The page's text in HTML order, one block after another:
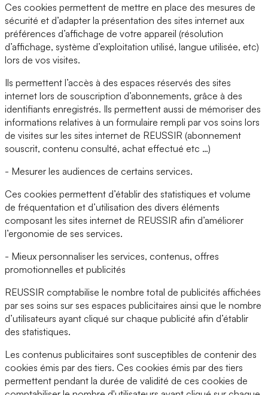
Ces cookies permettent de mettre en place des mesures de
sécurité et d’adapter la présentation des sites internet aux
préférences d’affichage de votre appareil (résolution
d’affichage, système d’exploitation utilisé, langue utilisée, etc)
lors de vos visites.
Ils permettent l’accès à des espaces réservés des sites
internet lors de souscription d’abonnements, grâce à des
identifiants enregistrés. Ils permettent aussi de mémoriser des
informations relatives à un formulaire rempli par vos soins lors
de visites sur les sites internet de REUSSIR (abonnement
souscrit, contenu consulté, achat effectué etc …)
- Mesurer les audiences de certains services.
Ces cookies permettent d’établir des statistiques et volume
de fréquentation et d’utilisation des divers éléments
composant les sites internet de REUSSIR afin d’améliorer
l’ergonomie de ses services.
- Mieux personnaliser les services, contenus, offres
promotionnelles et publicités
REUSSIR comptabilise le nombre total de publicités affichées
par ses soins sur ses espaces publicitaires ainsi que le nombre
d’utilisateurs ayant cliqué sur chaque publicité afin d’établir
des statistiques.
Les contenus publicitaires sont susceptibles de contenir des
cookies émis par des tiers. Ces cookies émis par des tiers
permettent pendant la durée de validité de ces cookies de